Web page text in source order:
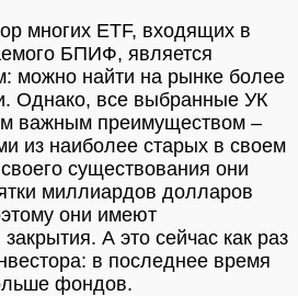
многих ETF, входящих в
БПИФ, является
можно найти на рынке более
Однако, все выбранные УК
важным преимуществом –
из наиболее старых в своем
существования они
миллиардов долларов
они имеют
А это сейчас как раз
в последнее время
фондов.